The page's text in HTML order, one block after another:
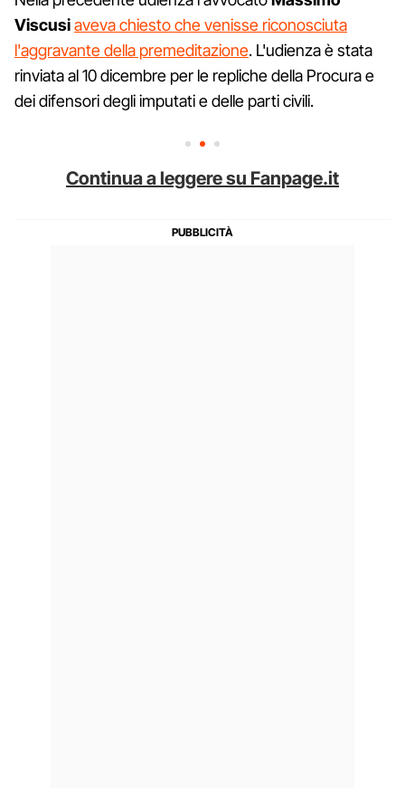
Viscusiaveva chiesto che venisse riconosciuta
l'aggravante della premeditazione. L'udienza è stata
rinviata al 10 dicembre per le repliche della Procura e
dei difensori degli imputati e delle parti civili.
Continua a leggere su Fanpage.it